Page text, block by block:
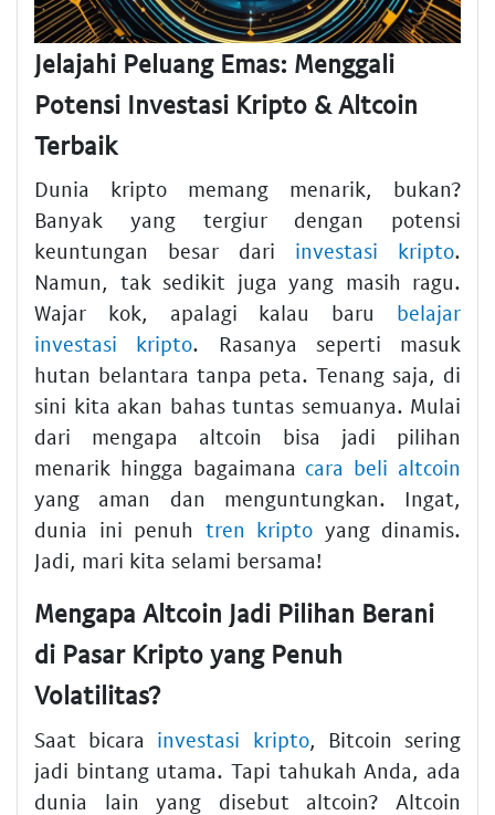
Jelajahi Peluang Emas: Menggali
Potensi Investasi Kripto & Altcoin
Terbaik
Dunia kripto memang menarik, bukan?
Banyak yang tergiur dengan potensi
keuntungan besar dari investasi kripto.
Namun, tak sedikit juga yang masih ragu.
Wajar kok, apalagi kalau baru belajar
investasi kripto. Rasanya seperti masuk
hutan belantara tanpa peta. Tenang saja, di
sini kita akan bahas tuntas semuanya. Mulai
dari mengapa altcoin bisa jadi pilihan
menarik hingga bagaimana cara beli altcoin
yang aman dan menguntungkan. Ingat,
dunia ini penuh tren kripto yang dinamis.
Jadi, mari kita selami bersama!
Mengapa Altcoin Jadi Pilihan Berani
di Pasar Kripto yang Penuh
Volatilitas?
Saat bicara investasi kripto, Bitcoin sering
jadi bintang utama. Tapi tahukah Anda, ada
dunia lain yang disebut altcoin? Altcoin